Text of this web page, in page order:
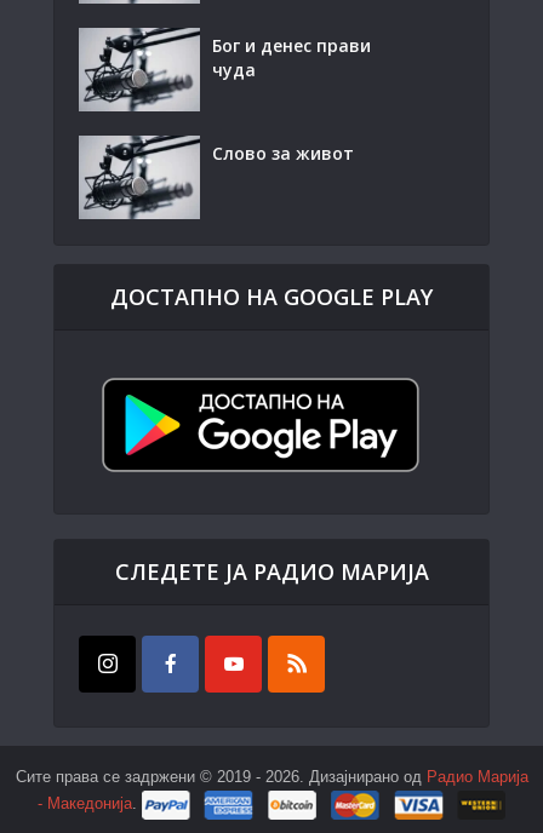
Бог и денес прави
чуда
Слово за живот
ДОСТАПНО НА GOOGLE PLAY
СЛЕДЕТЕ ЈА РАДИО МАРИЈА
Сите права се задржени © 2019 - 2026. Дизајнирано од Радио Марија
- Македонија.